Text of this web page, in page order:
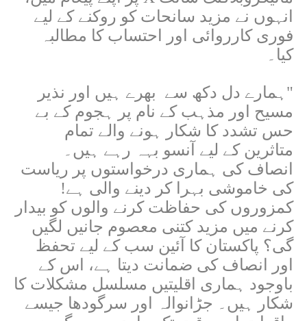
انہوں نے مزید سانحات کو روکنے کے لیے
فوری کارروائی اور احتساب کا مطالبہ
کیا۔
" ہمارے دل دکھ سے بھرے ہیں اور نذیر
مسیح اور مذہب کے نام پر ہجوم کے بے
حس تشدد کا شکار ہونے والے تمام
متاثرین کے لیے آنسو بہہ رہے ہیں۔
انصاف کی ہماری درخواستوں پر ریاست
کی خاموشی بہرا کر دینے والی ہے!
کمزوروں کی حفاظت کرنے والوں کو بیدار
کرنے میں مزید کتنی معصوم جانیں لگیں
گی؟ پاکستان کا آئین سب کے لیے تحفظ
اور انصاف کی ضمانت دیتا ہے، اس کے
باوجود ہماری اقلیتیں مسلسل مشکلات کا
شکار ہیں۔ جڑانوالہ اور سرگودھا جیسے